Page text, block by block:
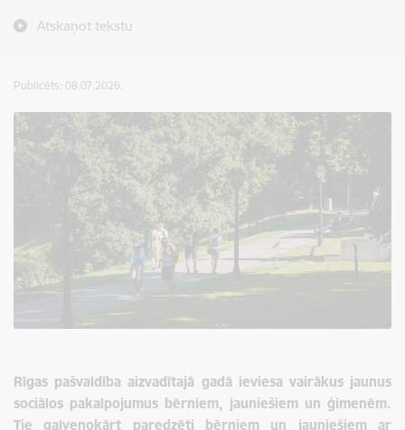
Atskaņot tekstu
Publicēts: 08.07.2026.
Rīgas pašvaldība aizvadītajā gadā ieviesa vairākus jaunus
sociālos pakalpojumus bērniem, jauniešiem un ģimenēm.
Tie galvenokārt paredzēti bērniem un jauniešiem ar